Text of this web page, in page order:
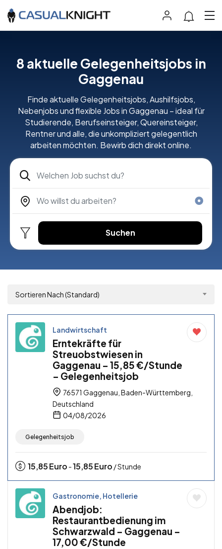
8 aktuelle Gelegenheitsjobs in
Gaggenau
Finde aktuelle Gelegenheitsjobs, Aushilfsjobs,
Nebenjobs und flexible Jobs in Gaggenau – ideal für
Studierende, Berufseinsteiger, Quereinsteiger,
Rentner und alle, die unkompliziert gelegentlich
arbeiten möchten. Bewirb dich direkt online.
Suchen
Sortieren Nach (Standard)
Landwirtschaft
Erntekräfte für
Streuobstwiesen in
Gaggenau – 15,85 €/Stunde
– Gelegenheitsjob
76571 Gaggenau, Baden-Württemberg,
Deutschland
04/08/2026
Gelegenheitsjob
15,85Euro -15,85Euro / Stunde
Gastronomie, Hotellerie
Abendjob:
Restaurantbedienung im
Schwarzwald – Gaggenau –
17,00 €/Stunde